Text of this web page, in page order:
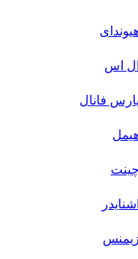
ال اس
فانال
چینت
زیمنس